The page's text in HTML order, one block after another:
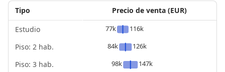
Tipo
Estudio
Piso: 2 hab.
Piso: 3 hab.
Precio de venta (EUR)
77k
116k
84k
126k
98k
147k